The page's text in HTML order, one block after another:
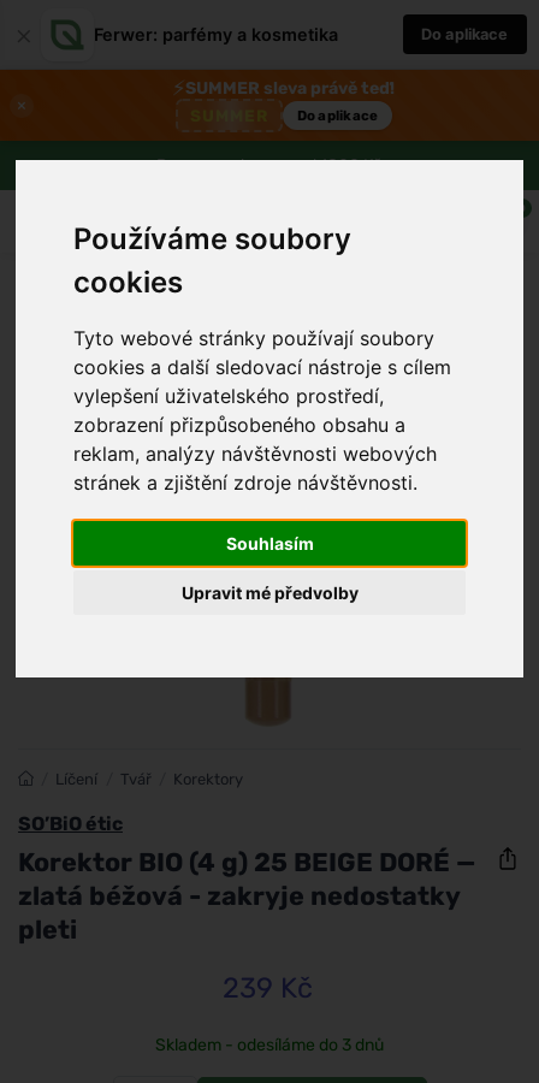
Používáme soubory
cookies
Tyto webové stránky používají soubory
cookies a další sledovací nástroje s cílem
vylepšení uživatelského prostředí,
zobrazení přizpůsobeného obsahu a
reklam, analýzy návštěvnosti webových
stránek a zjištění zdroje návštěvnosti.
Souhlasím
Upravit mé předvolby
Ferwer: parfémy a kosmetika Do aplikace
×
⚡SUMMER sleva právě teď!
Do aplikace
Doprava zdarma nad 1800 Kč
0
Líčení Tvář Korektory
SO’BiO étic
Korektor BIO (4 g) 25 BEIGE DORÉ —
zlatá béžová - zakryje nedostatky
pleti
239 Kč
Skladem - odesíláme do 3 dnů